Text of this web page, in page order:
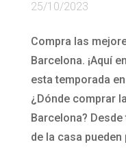
25/10/2023
Compra las
Barcelona. ¡Aquí
esta temporada
¿Dónde comprar
Barcelona?
de la casa pueden